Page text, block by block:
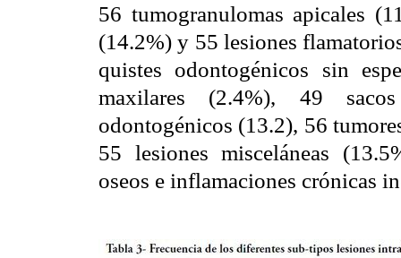
56 tumogranulomas apicales
(14.2%) y 55 lesiones
quistes odontogénicos sin
maxilares (2.4%), 49
odontogénicos (13.2), 56
55 lesiones misceláneas
oseos e inflamaciones crónicas